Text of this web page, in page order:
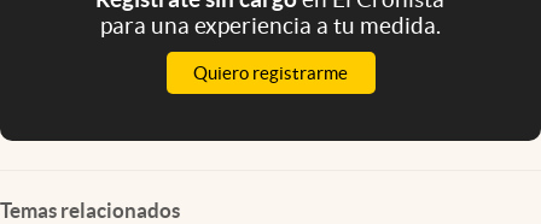
para una experiencia a tu medida.
Quiero registrarme
Temas relacionados